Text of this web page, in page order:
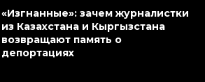
«Изгнанные»: зачем журналистки
из Казахстана и Кыргызстана
возвращают память о
депортациях